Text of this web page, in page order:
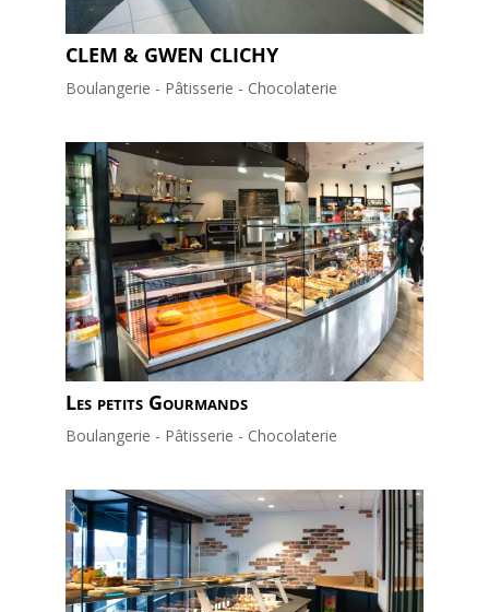
CLEM & GWEN CLICHY
Boulangerie - Pâtisserie - Chocolaterie
Les petits Gourmands
Boulangerie - Pâtisserie - Chocolaterie